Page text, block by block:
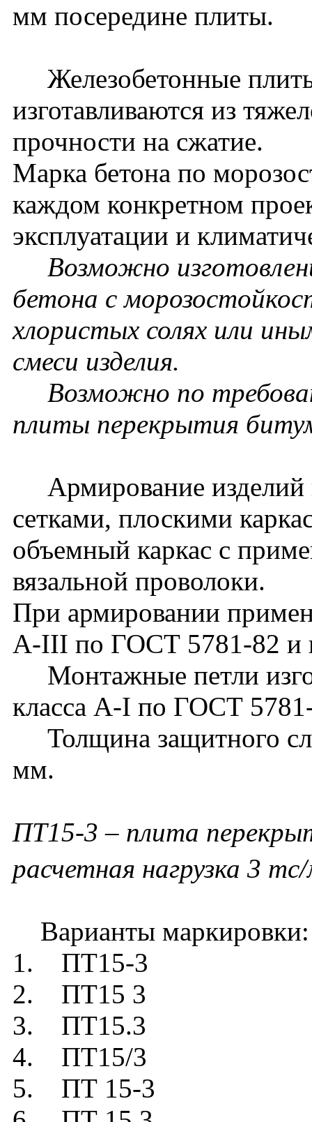
мм посередине плиты.
Железобетонные
изготавливаются из
прочности на сжатие.
Марка бетона по
каждом конкретном
эксплуатации и
Возможно
бетона с
хлористых солях или
смеси изделия.
Возможно по
плиты перекрытия
Армирование изделий
сетками, плоскими
объемный каркас с
вязальной проволоки.
При армировании
А-III по ГОСТ 5781-82 и
Монтажные петли
класса А-I по ГОСТ
Толщина защитного
мм.
ПТ15-3 – плита
расчетная нагрузка 3
Варианты маркировки:
1. ПТ15-3
2. ПТ15 3
3. ПТ15.3
4. ПТ15/3
5. ПТ 15-3